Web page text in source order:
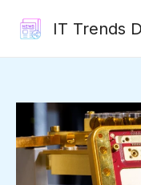
IT Trends